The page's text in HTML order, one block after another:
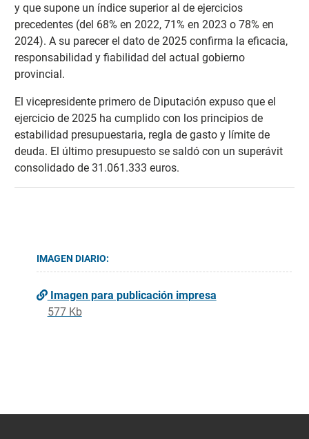
y que supone un índice superior al de ejercicios
precedentes (del 68% en 2022, 71% en 2023 o 78% en
2024). A su parecer el dato de 2025 confirma la eficacia,
responsabilidad y fiabilidad del actual gobierno
provincial.
El vicepresidente primero de Diputación expuso que el
ejercicio de 2025 ha cumplido con los principios de
estabilidad presupuestaria, regla de gasto y límite de
deuda. El último presupuesto se saldó con un superávit
consolidado de 31.061.333 euros.
IMAGEN DIARIO:
Imagen para publicación impresa
577 Kb